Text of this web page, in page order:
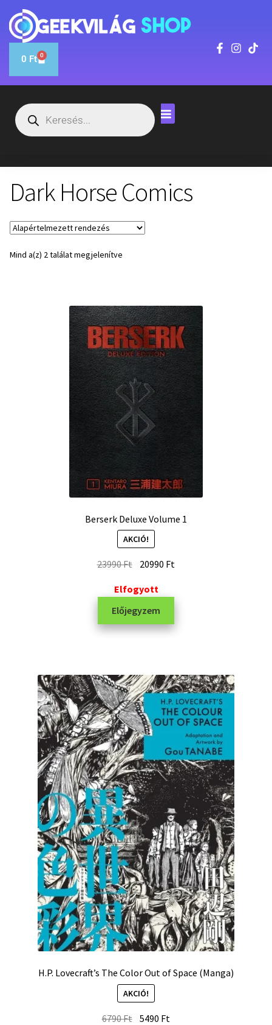
0 Ft 0
Dark Horse Comics
Mind a(z) 2 találat megjelenítve
Berserk Deluxe Volume 1
AKCIÓ!
23990Ft 20990 Ft
Elfogyott
Előjegyzem
H.P. Lovecraft’s The Color Out of Space (Manga)
AKCIÓ!
6790Ft 5490 Ft